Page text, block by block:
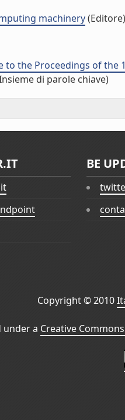
machinery(Editore)
to the Proceedings of
di parole chiave)
BE
Copyright © 2010
under a Creative